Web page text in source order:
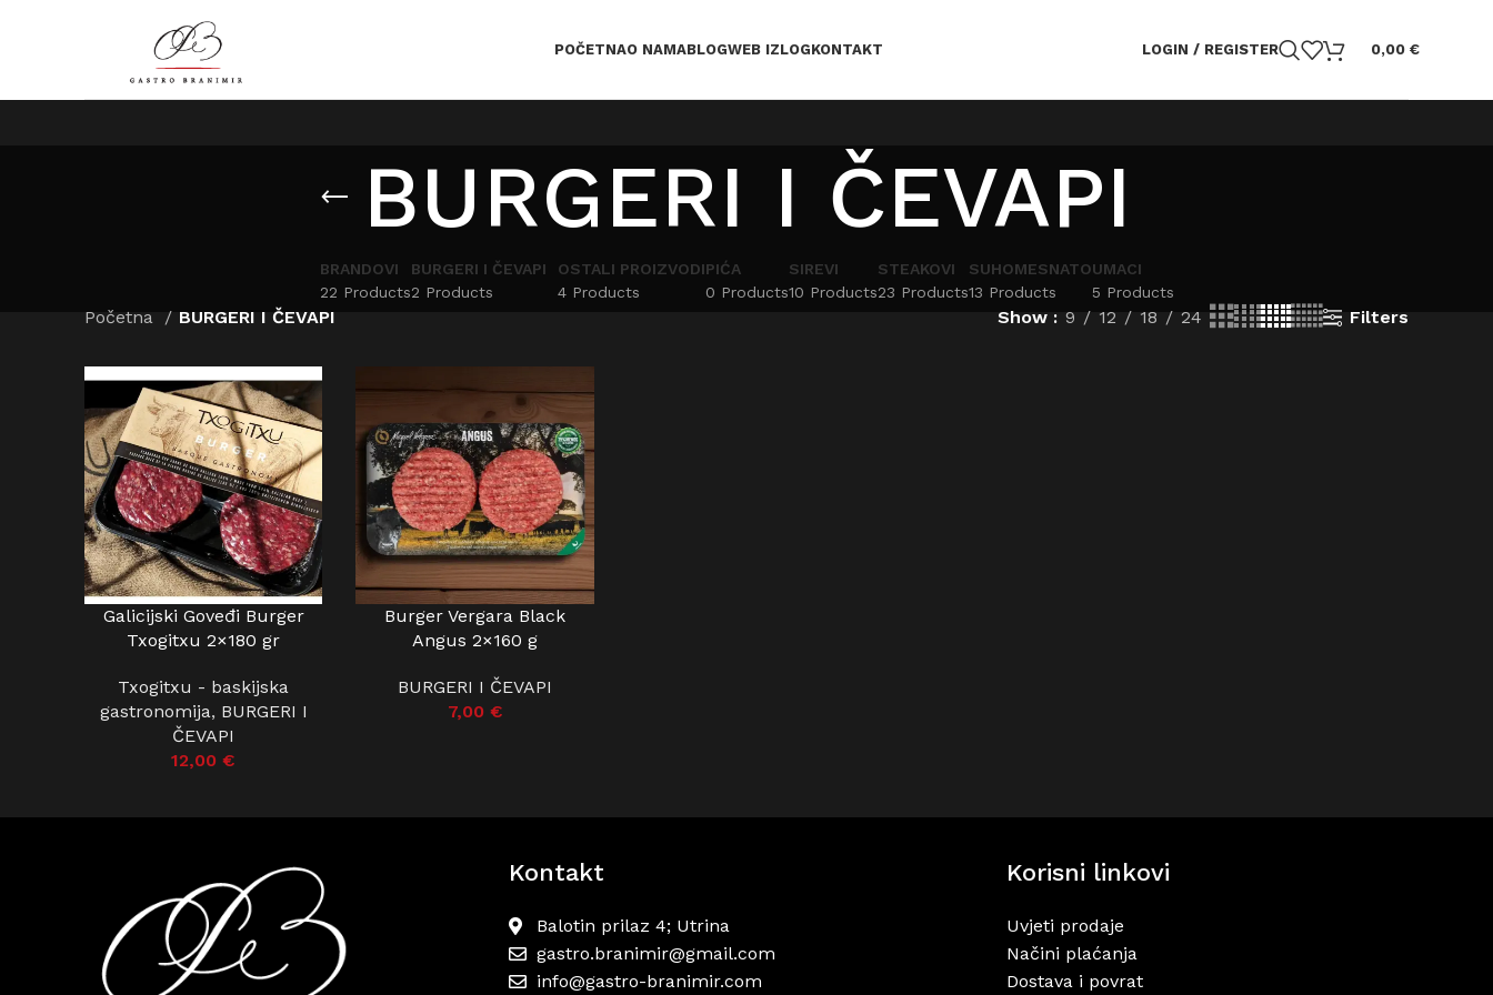
POČETNAO NAMABLOGWEB IZLOGKONTAKT LOGIN / REGISTER 0,00 €
BURGERI I ČEVAPI
BRANDOVI
22 Products
BURGERI I ČEVAPI
2 Products
OSTALI PROIZVODI
4 Products
PIĆA
0 Products
SIREVI
10 Products
STEAKOVI
23 Products
SUHOMESNATO
13 Products
UMACI
5 Products
Početna BURGERI I ČEVAPI Show 9 12 18 24 Filters
DODAJ U KOŠARICU
Galicijski Goveđi Burger
Txogitxu 2×180 gr
Txogitxu - baskijska
gastronomija, BURGERI I
ČEVAPI
12,00€
DODAJ U KOŠARICU
Burger Vergara Black
Angus 2×160 g
BURGERI I ČEVAPI
7,00 €
Kontakt
Balotin prilaz 4; Utrina
gastro.branimir@gmail.com
info@gastro-branimir.com
Korisni linkovi
Uvjeti prodaje
Načini plaćanja
Dostava i povrat